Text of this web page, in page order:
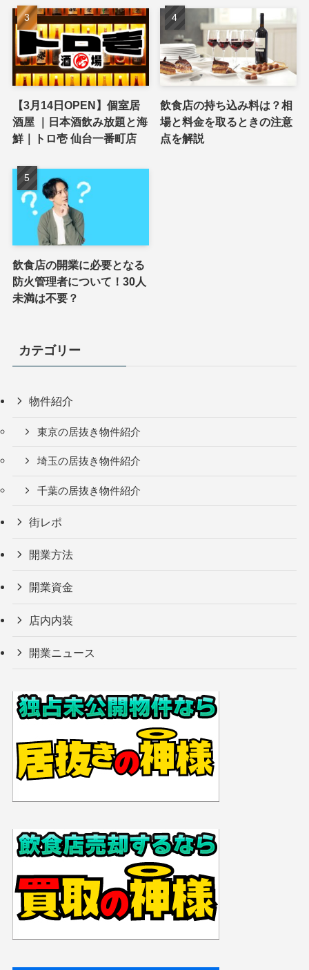
【3月14日OPEN】個室居
酒屋 ｜日本酒飲み放題と海
鮮｜トロ壱 仙台一番町店
飲食店の持ち込み料は？相
場と料金を取るときの注意
点を解説
飲食店の開業に必要となる
防火管理者について！30人
未満は不要？
カテゴリー
物件紹介
東京の居抜き物件紹介
埼玉の居抜き物件紹介
千葉の居抜き物件紹介
街レポ
開業方法
開業資金
店内内装
開業ニュース